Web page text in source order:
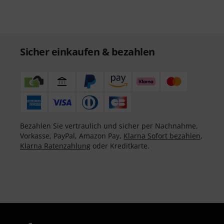
Sicher einkaufen & bezahlen
Bezahlen Sie vertraulich und sicher per Nachnahme,
Vorkasse, PayPal, Amazon Pay, Klarna Sofort bezahlen,
Klarna Ratenzahlung oder Kreditkarte.